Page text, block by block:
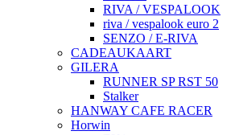
RIVA / VESPALOOK
riva / vespalook euro 2
SENZO / E-RIVA
CADEAUKAART
GILERA
RUNNER SP RST 50
Stalker
HANWAY CAFE RACER
Horwin